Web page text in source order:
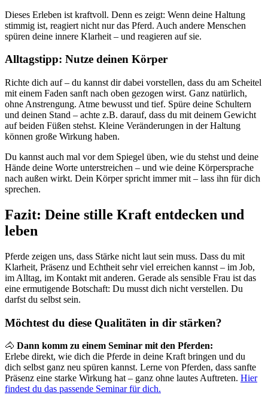
Dieses Erleben ist kraftvoll. Denn es zeigt: Wenn deine Haltung
stimmig ist, reagiert nicht nur das Pferd. Auch andere Menschen
spüren deine innere Klarheit – und reagieren auf sie.
Alltagstipp: Nutze deinen Körper
Richte dich auf – du kannst dir dabei vorstellen, dass du am Scheitel
mit einem Faden sanft nach oben gezogen wirst. Ganz natürlich,
ohne Anstrengung. Atme bewusst und tief. Spüre deine Schultern
und deinen Stand – achte z.B. darauf, dass du mit deinem Gewicht
auf beiden Füßen stehst. Kleine Veränderungen in der Haltung
können große Wirkung haben.
Du kannst auch mal vor dem Spiegel üben, wie du stehst und deine
Hände deine Worte unterstreichen – und wie deine Körpersprache
nach außen wirkt. Dein Körper spricht immer mit – lass ihn für dich
sprechen.
Fazit: Deine stille Kraft entdecken und
leben
Pferde zeigen uns, dass Stärke nicht laut sein muss. Dass du mit
Klarheit, Präsenz und Echtheit sehr viel erreichen kannst – im Job,
im Alltag, im Kontakt mit anderen. Gerade als sensible Frau ist das
eine ermutigende Botschaft: Du musst dich nicht verstellen. Du
darfst du selbst sein.
Möchtest du diese Qualitäten in dir stärken?
🐴 Dann komm zu einem Seminar mit den Pferden:
Erlebe direkt, wie dich die Pferde in deine Kraft bringen und du
dich selbst ganz neu spüren kannst. Lerne von Pferden, dass sanfte
Präsenz eine starke Wirkung hat – ganz ohne lautes Auftreten. Hier
findest du das passende Seminar für dich.